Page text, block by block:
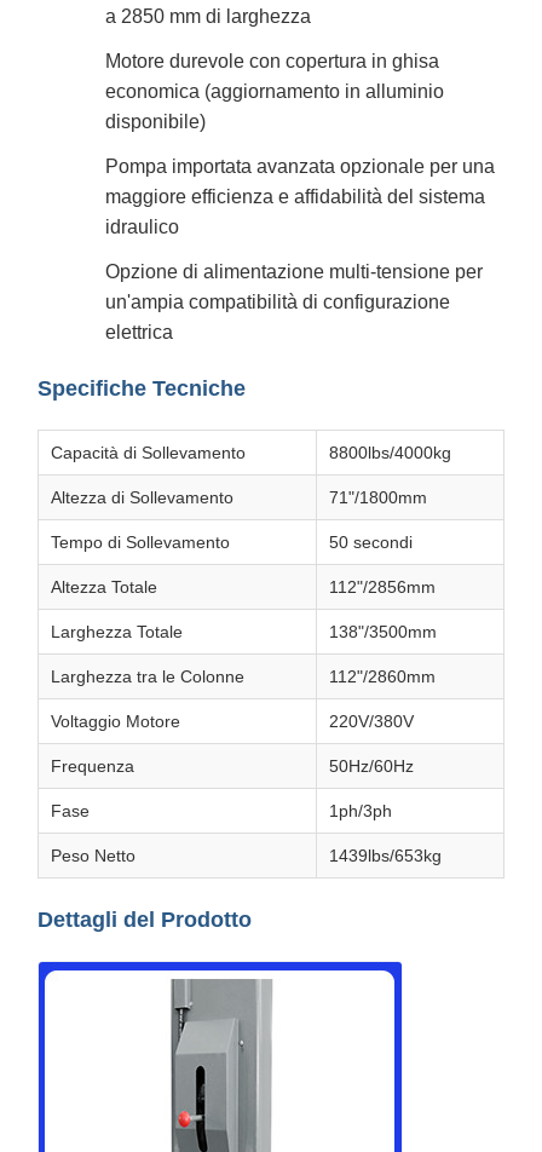
a 2850 mm di larghezza
Motore durevole con copertura in ghisa
economica (aggiornamento in alluminio
disponibile)
Pompa importata avanzata opzionale per una
maggiore efficienza e affidabilità del sistema
idraulico
Opzione di alimentazione multi-tensione per
un'ampia compatibilità di configurazione
elettrica
Specifiche Tecniche
Capacità di Sollevamento 8800lbs/4000kg
Altezza di Sollevamento 71"/1800mm
Tempo di Sollevamento 50 secondi
Altezza Totale 112"/2856mm
Larghezza Totale 138"/3500mm
Larghezza tra le Colonne 112"/2860mm
Voltaggio Motore 220V/380V
Frequenza 50Hz/60Hz
Fase 1ph/3ph
Peso Netto 1439lbs/653kg
Dettagli del Prodotto